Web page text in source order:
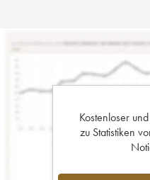
Kostenloser
zu Statistiken